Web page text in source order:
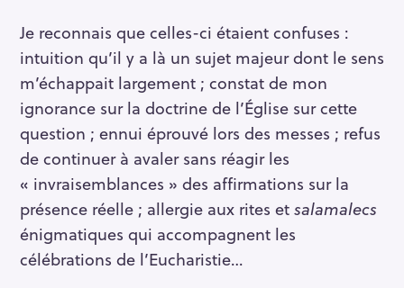
Je reconnais que celles-ci étaient confuses :
intuition qu’il y a là un sujet majeur dont le sens
m’échappait largement ; constat de mon
ignorance sur la doctrine de l’Église sur cette
question ; ennui éprouvé lors des messes ; refus
de continuer à avaler sans réagir les
« invraisemblances » des affirmations sur la
présence réelle ; allergie aux rites etsalamalecs
énigmatiques qui accompagnent les
célébrations de l’Eucharistie…